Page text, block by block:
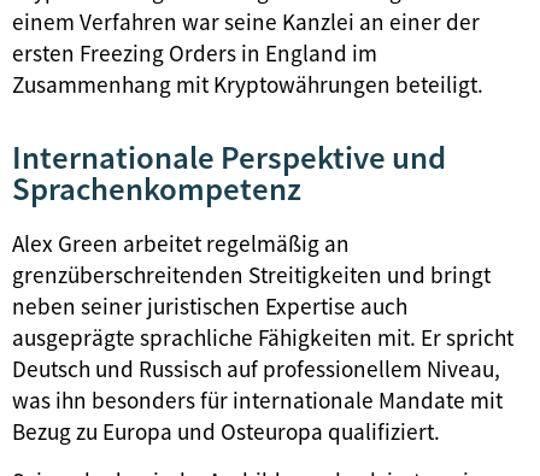
einem Verfahren war seine Kanzlei an einer der
ersten Freezing Orders in England im
Zusammenhang mit Kryptowährungen beteiligt.
Internationale Perspektive und
Sprachenkompetenz
Alex Green arbeitet regelmäßig an
grenzüberschreitenden Streitigkeiten und bringt
neben seiner juristischen Expertise auch
ausgeprägte sprachliche Fähigkeiten mit. Er spricht
Deutsch und Russisch auf professionellem Niveau,
was ihn besonders für internationale Mandate mit
Bezug zu Europa und Osteuropa qualifiziert.